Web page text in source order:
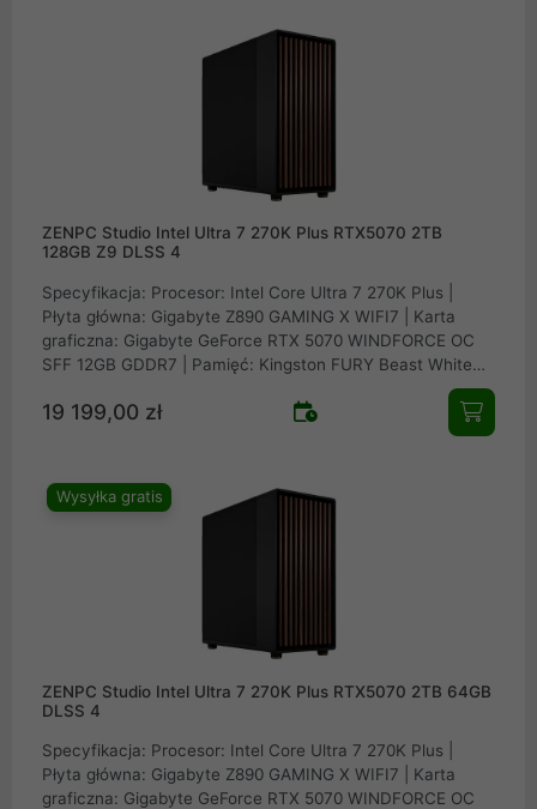
procesora: EK Water Blocks EK-Nucleus AIO CR360
ZENPC Studio Intel Ultra 7 270K Plus RTX5070 2TB
128GB Z9 DLSS 4
Specyfikacja: Procesor: Intel Core Ultra 7 270K Plus |
Płyta główna: Gigabyte Z890 GAMING X WIFI7 | Karta
graficzna: Gigabyte GeForce RTX 5070 WINDFORCE OC
SFF 12GB GDDR7 | Pamięć: Kingston FURY Beast White
128GB (4x32GB) 5200MHz CL40 | Dysk: Samsung SSD
990 PRO 2TB M.2 PCIe NVMe Gen4 | Obudowa: Fractal
Design North XL Charcoal Black Mesh | Zasilacz: Seasonic
Chłodzenie procesora: EK Water Blocks EK-Nucleus AIO
CR360
19 199,00 zł
Wysyłka gratis
ZENPC Studio Intel Ultra 7 270K Plus RTX5070 2TB 64GB
DLSS 4
Specyfikacja: Procesor: Intel Core Ultra 7 270K Plus |
Płyta główna: Gigabyte Z890 GAMING X WIFI7 | Karta
graficzna: Gigabyte GeForce RTX 5070 WINDFORCE OC